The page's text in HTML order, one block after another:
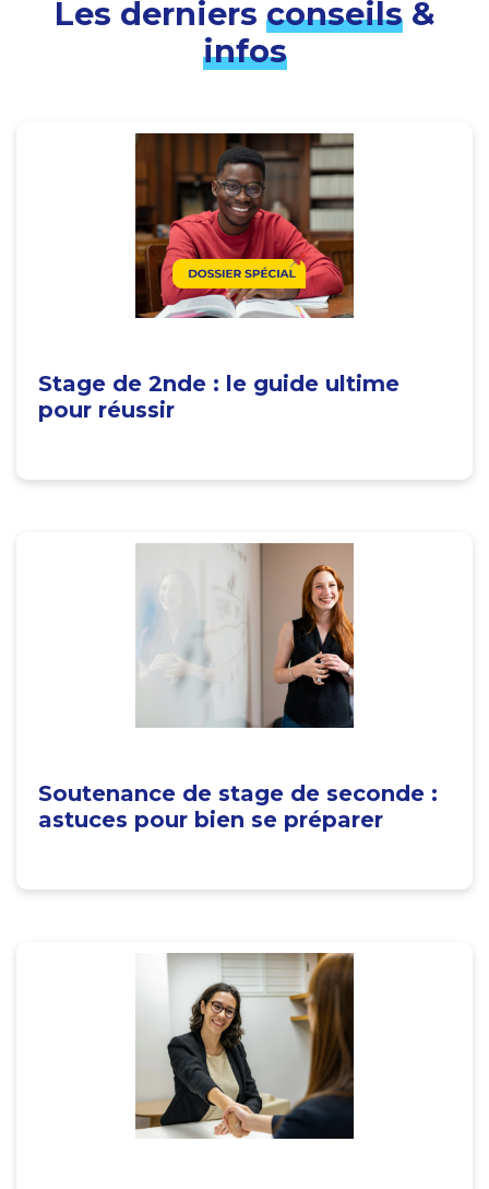
Les derniers conseils&
infos
Stage de 2nde : le guide ultime
pour réussir
Soutenance de stage de seconde :
astuces pour bien se préparer